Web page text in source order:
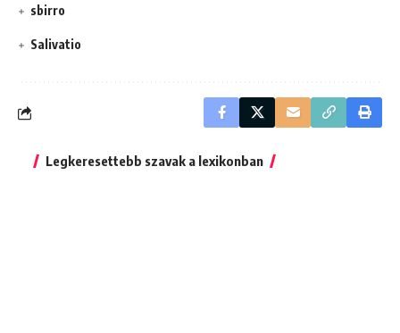
sbirro
Salivatio
Legkeresettebb szavak a lexikonban